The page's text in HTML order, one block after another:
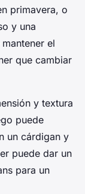
primavera, o
y una
el
que cambiar
y textura
puede
un cárdigan y
puede dar un
para un